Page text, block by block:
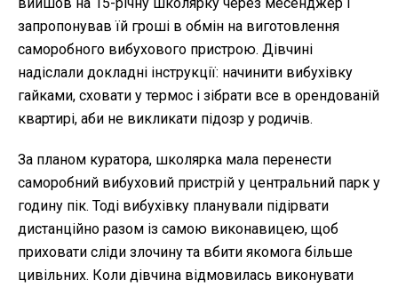
запропонував їй гроші в обмін на виготовлення
саморобного вибухового пристрою. Дівчині
надіслали докладні інструкції: начинити вибухівку
гайками, сховати у термос і зібрати все в орендованій
квартирі, аби не викликати підозр у родичів.
За планом куратора, школярка мала перенести
саморобний вибуховий пристрій у центральний парк у
годину пік. Тоді вибухівку планували підірвати
дистанційно разом із самою виконавицею, щоб
приховати сліди злочину та вбити якомога більше
цивільних. Коли дівчина відмовилась виконувати